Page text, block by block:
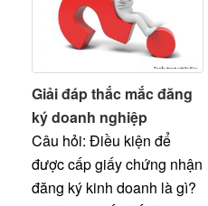
Giải đáp thắc mắc đăng
ký doanh nghiệp
Câu hỏi: Điều kiện để
được cấp giấy chứng nhận
đăng ký kinh doanh là gì?